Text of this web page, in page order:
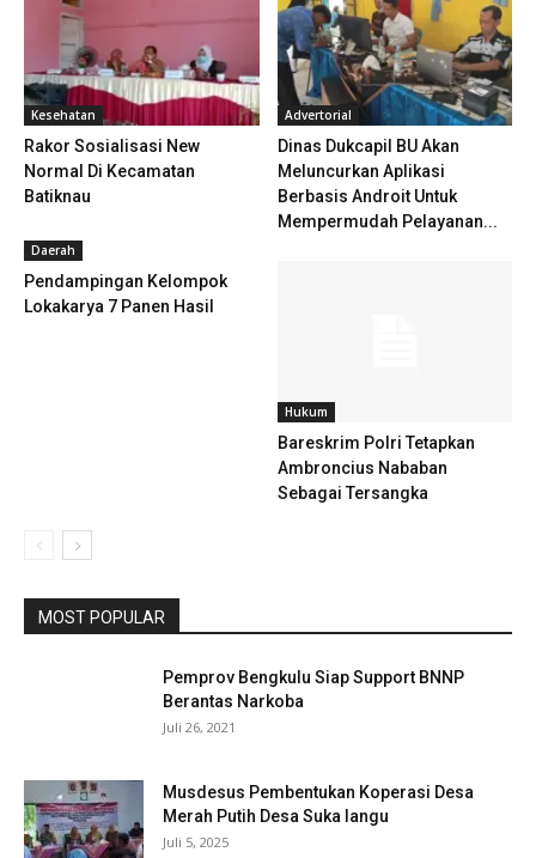
Kesehatan
Rakor Sosialisasi New
Normal Di Kecamatan
Batiknau
Advertorial
Dinas Dukcapil BU Akan
Meluncurkan Aplikasi
Berbasis Androit Untuk
Mempermudah Pelayanan...
Daerah
Pendampingan Kelompok
Lokakarya 7 Panen Hasil
Hukum
Bareskrim Polri Tetapkan
Ambroncius Nababan
Sebagai Tersangka
MOST POPULAR
Pemprov Bengkulu Siap Support BNNP
Berantas Narkoba
Juli 26, 2021
Musdesus Pembentukan Koperasi Desa
Merah Putih Desa Suka langu
Juli 5, 2025